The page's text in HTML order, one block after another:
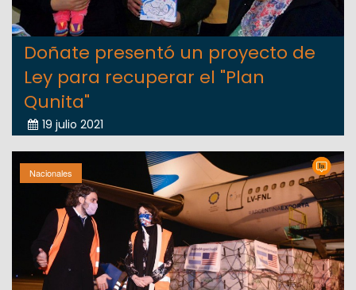
Doñate presentó un proyecto de
Ley para recuperar el "Plan
Qunita"
19 julio 2021
Nacionales